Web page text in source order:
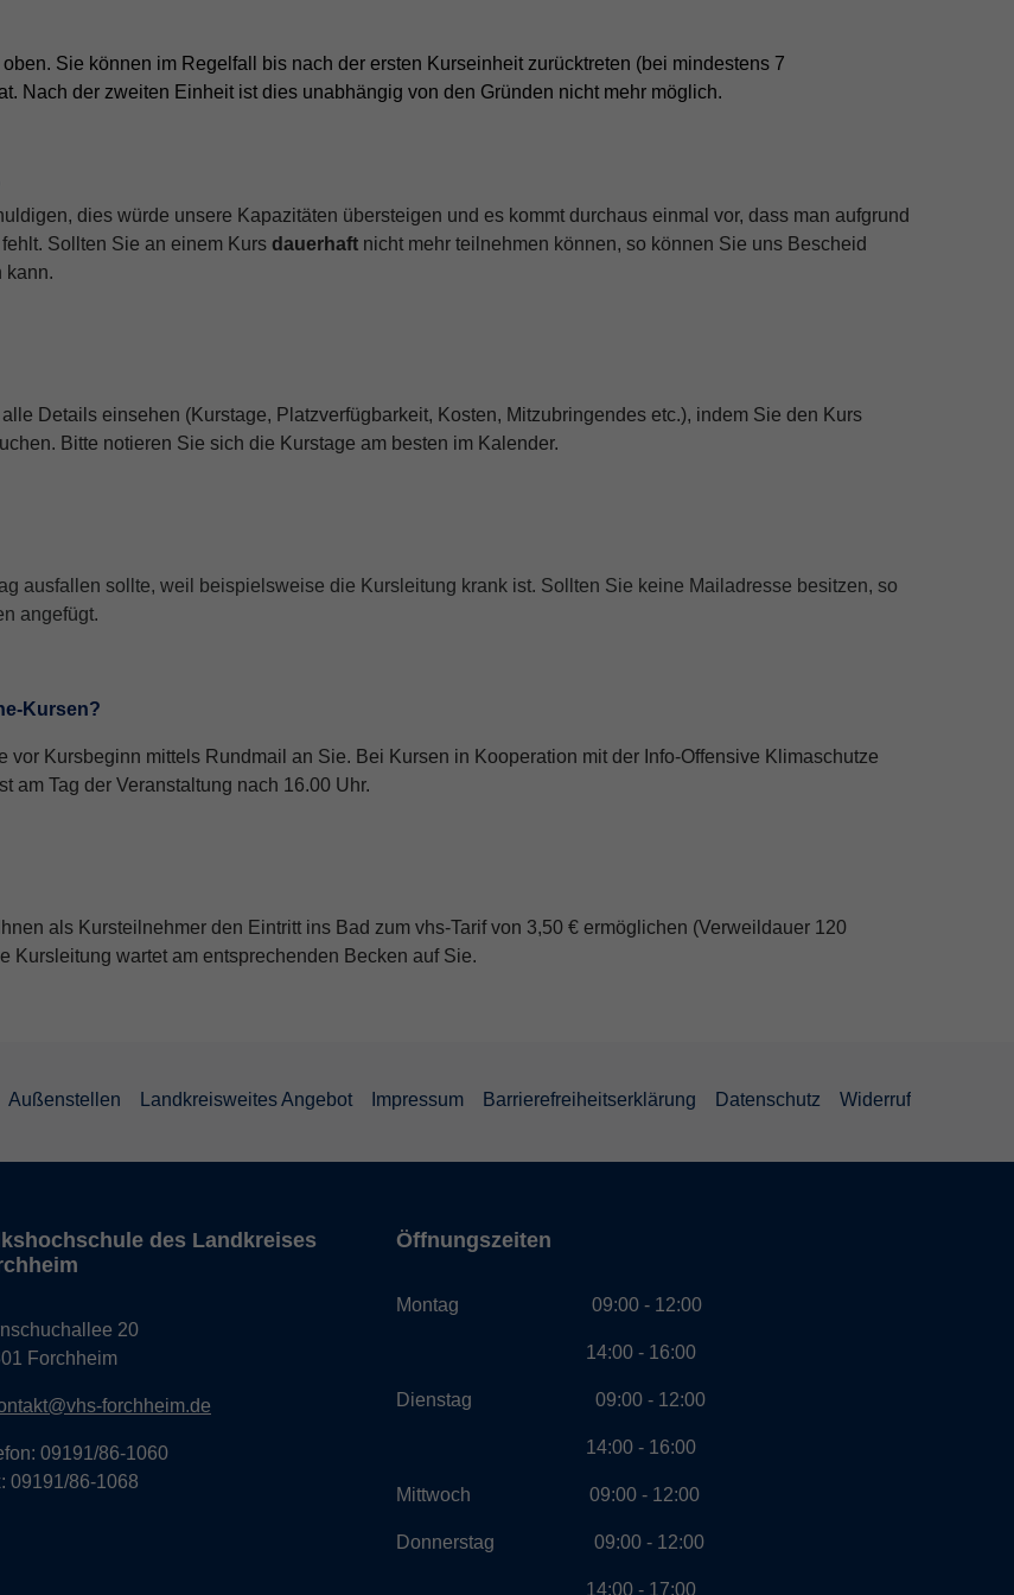
Sie können im Regelfall bis nach der ersten Kurseinheit zurücktreten (bei mindestens 7
Nach der zweiten Einheit ist dies unabhängig von den Gründen nicht mehr möglich.
dies würde unsere Kapazitäten übersteigen und es kommt durchaus einmal vor, dass man aufgrund
Sollten Sie an einem Kurs dauerhaft nicht mehr teilnehmen können, so können Sie uns Bescheid
kann.
Details einsehen (Kurstage, Platzverfügbarkeit, Kosten, Mitzubringendes etc.), indem Sie den Kurs
Bitte notieren Sie sich die Kurstage am besten im Kalender.
ausfallen sollte, weil beispielsweise die Kursleitung krank ist. Sollten Sie keine Mailadresse besitzen, so
angefügt.
Kursen?
vor Kursbeginn mittels Rundmail an Sie. Bei Kursen in Kooperation mit der Info-Offensive Klimaschutze
am Tag der Veranstaltung nach 16.00 Uhr.
als Kursteilnehmer den Eintritt ins Bad zum vhs-Tarif von 3,50 € ermöglichen (Verweildauer 120
Kursleitung wartet am entsprechenden Becken auf Sie.
Außenstellen Landkreisweites Angebot Impressum Barrierefreiheitserklärung Datenschutz Widerruf
des Landkreises
20
Forchheim
forchheim.de
09191/86-1060
09191/86-1068
Öffnungszeiten
Montag 09:00 - 12:00
14:00 - 16:00
Dienstag 09:00 - 12:00
14:00 - 16:00
Mittwoch 09:00 - 12:00
Donnerstag 09:00 - 12:00
14:00 - 17:00